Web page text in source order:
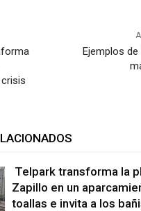
Ejemplos
Telpark transforma la
Zapillo en un
toallas e invita a los